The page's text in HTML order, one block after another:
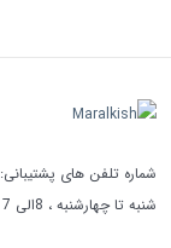
شماره تلفن های پشتیبانی:
شنبه تا چهارشنبه ، 8الی 17و پنجشنبه، 8الی 14 میزبان صدای گرمتان هستیم